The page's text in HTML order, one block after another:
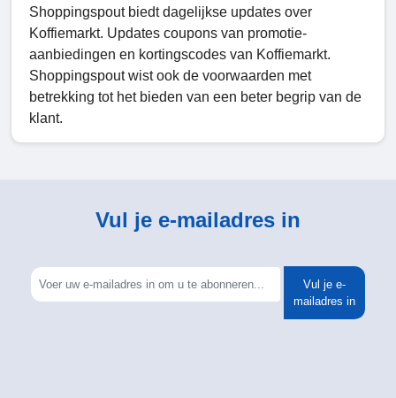
Shoppingspout biedt dagelijkse updates over
Koffiemarkt. Updates coupons van promotie-
aanbiedingen en kortingscodes van Koffiemarkt.
Shoppingspout wist ook de voorwaarden met
betrekking tot het bieden van een beter begrip van de
klant.
Vul je e-mailadres in
Vul je e-
mailadres in